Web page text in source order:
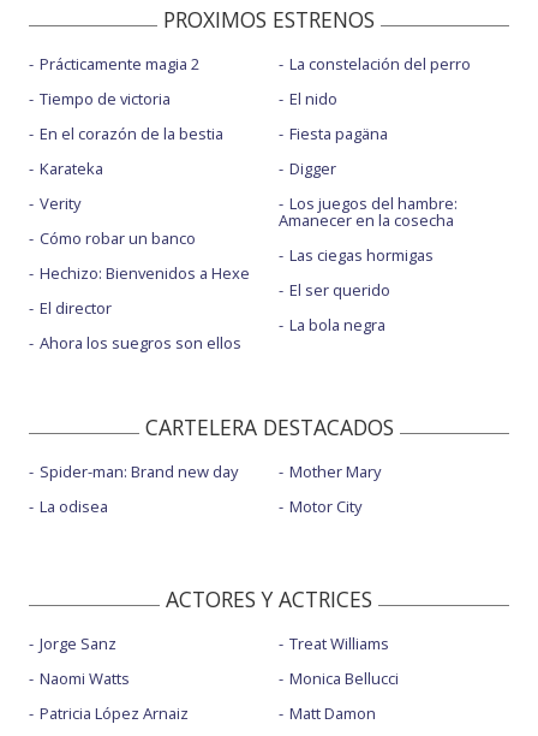
PROXIMOS ESTRENOS
Prácticamente magia 2
Tiempo de victoria
En el corazón de la bestia
Karateka
Verity
Cómo robar un banco
Hechizo: Bienvenidos a Hexe
El director
Ahora los suegros son ellos
La constelación del perro
El nido
Fiesta pagäna
Digger
Los juegos del hambre:
Amanecer en la cosecha
Las ciegas hormigas
El ser querido
La bola negra
CARTELERA DESTACADOS
Spider-man: Brand new day
La odisea
Mother Mary
Motor City
ACTORES Y ACTRICES
Jorge Sanz
Naomi Watts
Patricia López Arnaiz
Treat Williams
Monica Bellucci
Matt Damon